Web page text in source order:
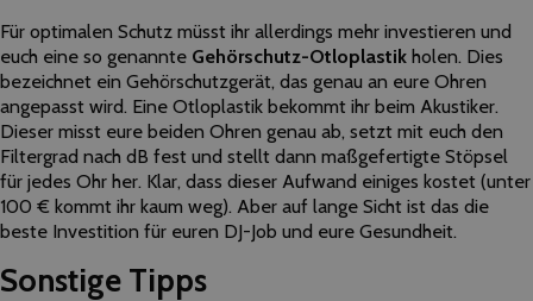
Für optimalen Schutz müsst ihr allerdings mehr investieren und
euch eine so genannte Gehörschutz-Otloplastik holen. Dies
bezeichnet ein Gehörschutzgerät, das genau an eure Ohren
angepasst wird. Eine Otloplastik bekommt ihr beim Akustiker.
Dieser misst eure beiden Ohren genau ab, setzt mit euch den
Filtergrad nach dB fest und stellt dann maßgefertigte Stöpsel
für jedes Ohr her. Klar, dass dieser Aufwand einiges kostet (unter
100 € kommt ihr kaum weg). Aber auf lange Sicht ist das die
beste Investition für euren DJ-Job und eure Gesundheit.
Sonstige Tipps